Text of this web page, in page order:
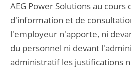
AEG Power Solutions au cours
d'information et de
l'employeur n'apporte, ni
du personnel ni devant
administratif les justifications